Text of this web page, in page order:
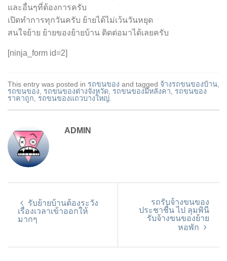
และอื่นๆที่ต้องการครับ
เปิดทำการทุกวันครับ ย้ายได้ไม่เว้นวันหยุด
สนใจย้าย ย้ายของย้ายบ้าน ติดต่อมาได้เลยครับ
[ninja_form id=2]
This entry was posted in รถขนของ and tagged จ้างรถขนของบ้าน,
รถขนของ, รถขนของต่างจังหวัด, รถขนของมีหลังคา, รถขนของ
ราคาถูก, รถขนของแถวบางใหญ่.
ADMIN
รับย้ายบ้านต้องระวัง
เรื่องเวลาเข้าออกให้
มากๆ
รถรับจ้างขนของ
ประชาชื่น ไป ลุมพินี
รับจ้างขนของย้าย
หอพัก